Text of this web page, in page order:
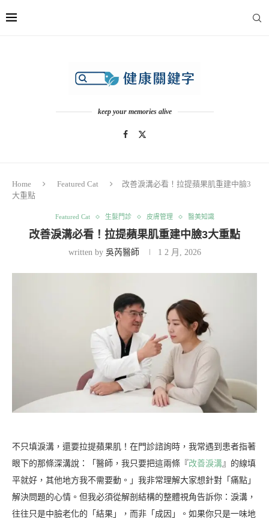
keep your memories alive
Home Featured Cat
改善淚溝必看！拉提蘋果肌重建中臉3
大重點
Featured Cat 生髮門診 皮膚管理 醫美知識
改善淚溝必看！拉提蘋果肌重建中臉3大重點
written by 吳芮醫師 1 2 月, 2026
不只填淚溝，還要拉提蘋果肌！在門診諮詢時，我常遇到患者指著
眼下的那條深溝說：「醫師，我只要把這兩條『改善淚溝 』的線填
平就好，其他地方我不需要動。」我非常理解大家想針對「痛點」
解決問題的心情。但我必須從解剖結構的整體視角告訴你：淚溝，
往往只是中臉老化的「結果」，而非「成因」。如果你只是一味地